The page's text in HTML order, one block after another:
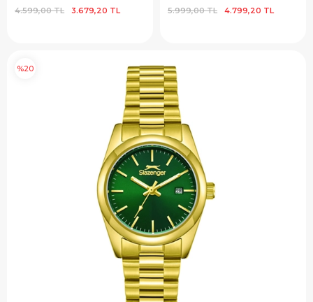
3.679,20 TL
4.599,00 TL 4.799,20 TL
5.999,00 TL
%20